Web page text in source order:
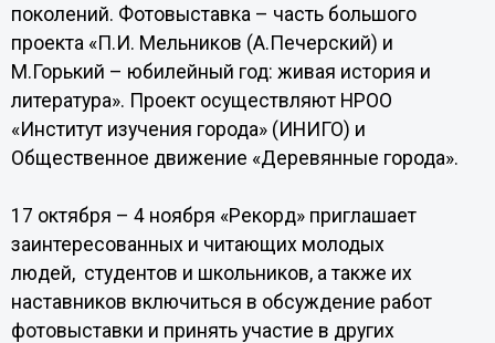
поколений. Фотовыставка – часть большого
проекта «П.И. Мельников (А.Печерский) и
М.Горький – юбилейный год: живая история и
литература». Проект осуществляют НРОО
«Институт изучения города» (ИНИГО) и
Общественное движение «Деревянные города».
17 октября – 4 ноября «Рекорд» приглашает
заинтересованных и читающих молодых
людей, студентов и школьников, а также их
наставников включиться в обсуждение работ
фотовыставки и принять участие в других